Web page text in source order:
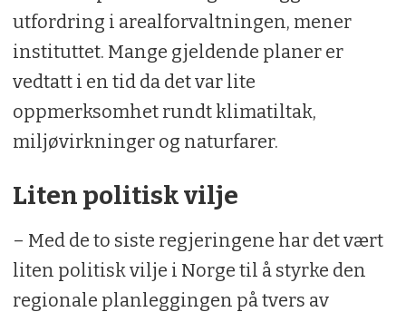
utfordring i arealforvaltningen, mener
instituttet. Mange gjeldende planer er
vedtatt i en tid da det var lite
oppmerksomhet rundt klimatiltak,
miljøvirkninger og naturfarer.
Liten politisk vilje
– Med de to siste regjeringene har det vært
liten politisk vilje i Norge til å styrke den
regionale planleggingen på tvers av